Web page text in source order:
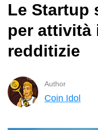
Le Startup
per attività
redditizie
Author
Coin Idol